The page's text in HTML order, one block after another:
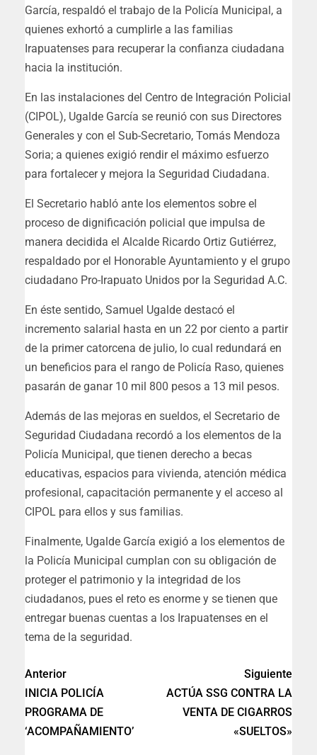
García, respaldó el trabajo de la Policía Municipal, a
quienes exhortó a cumplirle a las familias
Irapuatenses para recuperar la confianza ciudadana
hacia la institución.
En las instalaciones del Centro de Integración Policial
(CIPOL), Ugalde García se reunió con sus Directores
Generales y con el Sub-Secretario, Tomás Mendoza
Soria; a quienes exigió rendir el máximo esfuerzo
para fortalecer y mejora la Seguridad Ciudadana.
El Secretario habló ante los elementos sobre el
proceso de dignificación policial que impulsa de
manera decidida el Alcalde Ricardo Ortiz Gutiérrez,
respaldado por el Honorable Ayuntamiento y el grupo
ciudadano Pro-Irapuato Unidos por la Seguridad A.C.
En éste sentido, Samuel Ugalde destacó el
incremento salarial hasta en un 22 por ciento a partir
de la primer catorcena de julio, lo cual redundará en
un beneficios para el rango de Policía Raso, quienes
pasarán de ganar 10 mil 800 pesos a 13 mil pesos.
Además de las mejoras en sueldos, el Secretario de
Seguridad Ciudadana recordó a los elementos de la
Policía Municipal, que tienen derecho a becas
educativas, espacios para vivienda, atención médica
profesional, capacitación permanente y el acceso al
CIPOL para ellos y sus familias.
Finalmente, Ugalde García exigió a los elementos de
la Policía Municipal cumplan con su obligación de
proteger el patrimonio y la integridad de los
ciudadanos, pues el reto es enorme y se tienen que
entregar buenas cuentas a los Irapuatenses en el
tema de la seguridad.
Anterior
INICIA POLICÍA
PROGRAMA DE
‘ACOMPAÑAMIENTO’
Siguiente
ACTÚA SSG CONTRA LA
VENTA DE CIGARROS
«SUELTOS»